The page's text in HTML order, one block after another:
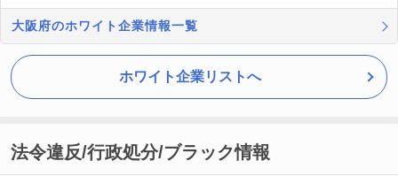
大阪府のホワイト企業情報一覧
ホワイト企業リストへ
法令違反/行政処分/ブラック情報